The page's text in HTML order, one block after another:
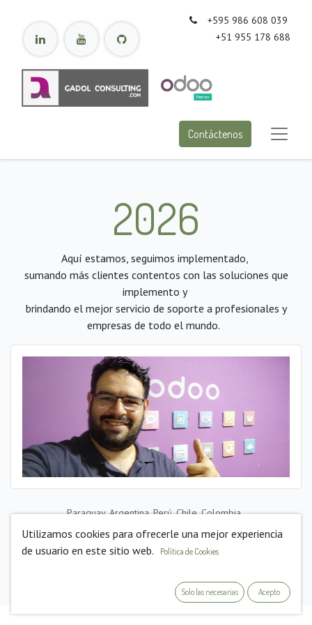
+595 986 608 039
+51 955 178 688
Contáctenos
2026
Aquí estamos, seguimos implementado,
sumando más clientes contentos con las soluciones que
implemento y
brindando el mejor servicio de soporte a profesionales y
empresas de todo el mundo.
Paraguay, Argentina, Perú, Chile, Colombia,
oficina remota me han pedido soporte de todas partes...
Utilizamos cookies para ofrecerle una mejor experiencia
de usuario en este sitio web.
Política de Cookies
Solo las necesarias Acepto